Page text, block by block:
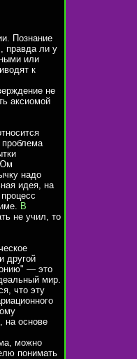
Познание
правда ли у
или
к
не
аксиомой
проблема
Юм
надо
идея, на
В
не учил, то
другой
— это
мир.
что эту
на основе
можно
понимать